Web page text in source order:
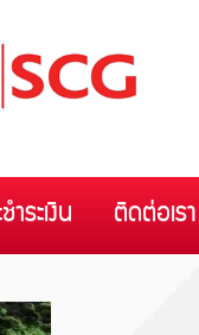
ำระเงิน ติดต่อเรา